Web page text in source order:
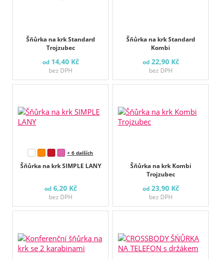
Šňůrka na krk Standard
Trojzubec
od 14,40 Kč
bez DPH
Šňůrka na krk Standard
Kombi
od 22,90 Kč
bez DPH
Šňůrka na krk SIMPLE LANY
+ 6 dalších
od 6,20 Kč
bez DPH
Šňůrka na krk Kombi
Trojzubec
od 23,90 Kč
bez DPH